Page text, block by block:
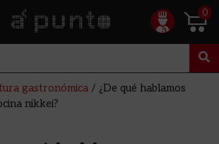
0
gastronómica / ¿De qué hablamos
nikkei?